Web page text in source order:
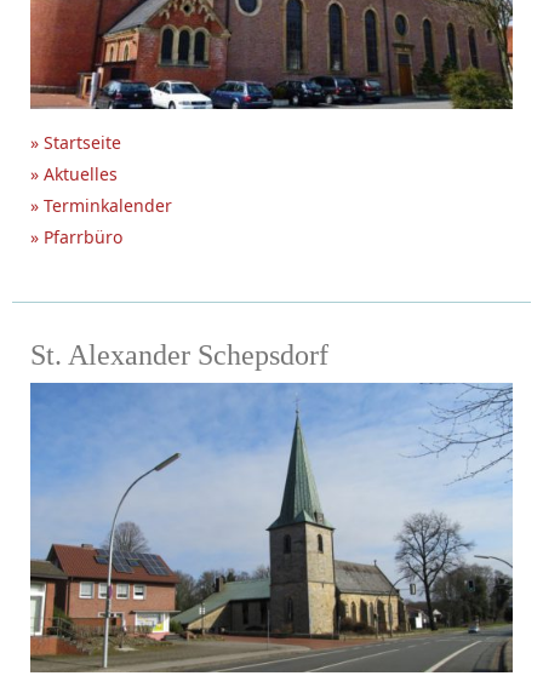
» Startseite
» Aktuelles
» Terminkalender
» Pfarrbüro
St. Alexander Schepsdorf